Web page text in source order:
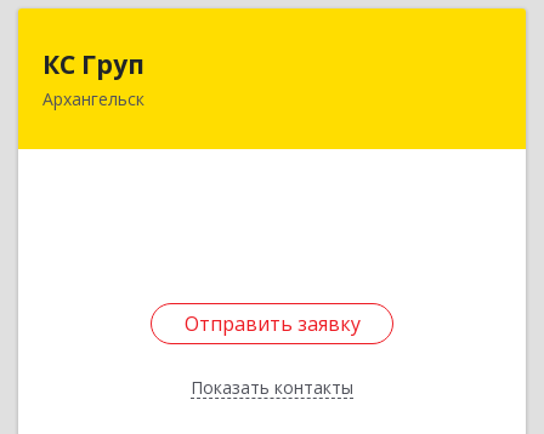
КС Груп
Архангельск
Отправить заявку
Показать контакты
163071, Архангельская обл, Архангельск г,
Отправить заявку
Назад